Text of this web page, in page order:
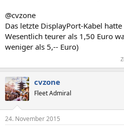
@cvzone
Das letzte DisplayPort-Kabel
Wesentlich teurer als 1,50 Euro
weniger als 5,-- Euro)
cvzone
Fleet Admiral
24. November 2015